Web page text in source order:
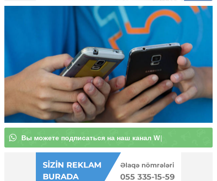
Вы можете подписат|